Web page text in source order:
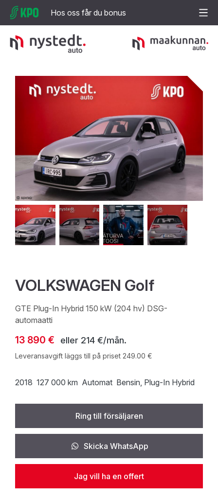
Hos oss får du bonus
VOLKSWAGEN Golf
GTE Plug-In Hybrid 150 kW (204 hv) DSG-
automaatti
13 890 € eller 214 €/mån.
Leveransavgift läggs till på priset 249.00 €
2018 127 000 km Automat Bensin , Plug-In Hybrid
Ring till försäljaren
Skicka WhatsApp
Jag vill ha en offert